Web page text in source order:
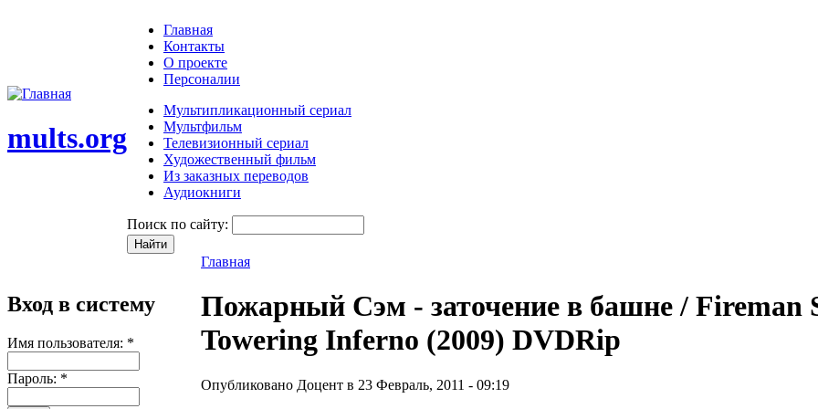
mults.org
Главная
Контакты
О проекте
Персоналии
Мультипликационный сериал
Мультфильм
Телевизионный сериал
Художественный фильм
Из заказных переводов
Аудиокниги
Поиск по сайту:
Вход в систему
Имя пользователя: *
Пароль: *
Главная
Пожарный Сэм - заточение в башне / Fireman
Towering Inferno (2009) DVDRip
Опубликовано Доцент в 23 Февраль, 2011 - 09:19